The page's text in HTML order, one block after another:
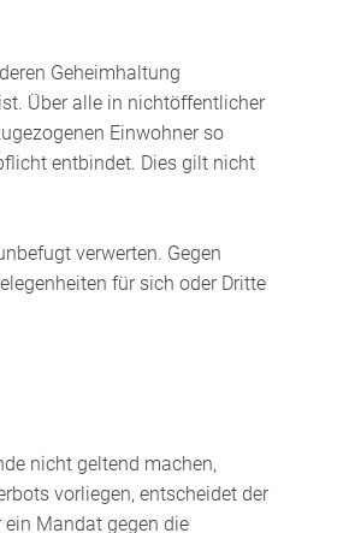
Geheimhaltung
Über alle in nichtöffentlicher
Einwohner so
entbindet. Dies gilt nicht
verwerten. Gegen
für sich oder Dritte
nicht geltend machen,
vorliegen, entscheidet der
ein Mandat gegen die